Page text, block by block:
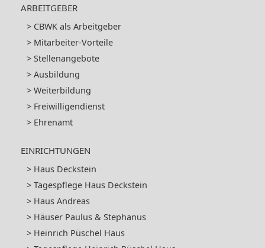
ARBEITGEBER
CBWK als Arbeitgeber
Mitarbeiter-Vorteile
Stellenangebote
Ausbildung
Weiterbildung
Freiwilligendienst
Ehrenamt
EINRICHTUNGEN
Haus Deckstein
Tagespflege Haus Deckstein
Haus Andreas
Häuser Paulus & Stephanus
Heinrich Püschel Haus